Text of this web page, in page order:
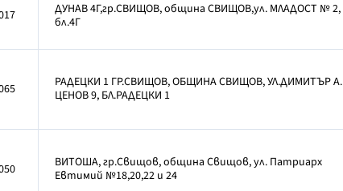
ДУНАВ 4Г,гр.СВИЩОВ, община СВИЩОВ,ул. МЛАДОСТ № 2,
бл.4Г
РАДЕЦКИ 1 ГР.СВИЩОВ, ОБЩИНА СВИЩОВ, УЛ.ДИМИТЪР А.
ЦЕНОВ 9, БЛ.РАДЕЦКИ 1
ВИТОША, гр.Свищов, община Свищов, ул. Патриарх
Евтимий №18,20,22 и 24